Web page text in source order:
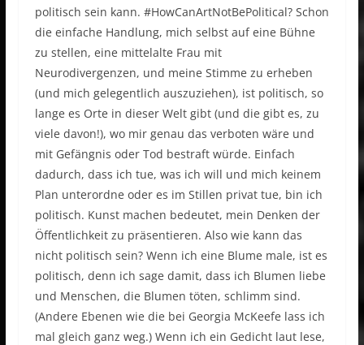
politisch sein kann. #HowCanArtNotBePolitical? Schon
die einfache Handlung, mich selbst auf eine Bühne
zu stellen, eine mittelalte Frau mit
Neurodivergenzen, und meine Stimme zu erheben
(und mich gelegentlich auszuziehen), ist politisch, so
lange es Orte in dieser Welt gibt (und die gibt es, zu
viele davon!), wo mir genau das verboten wäre und
mit Gefängnis oder Tod bestraft würde. Einfach
dadurch, dass ich tue, was ich will und mich keinem
Plan unterordne oder es im Stillen privat tue, bin ich
politisch. Kunst machen bedeutet, mein Denken der
Öffentlichkeit zu präsentieren. Also wie kann das
nicht politisch sein? Wenn ich eine Blume male, ist es
politisch, denn ich sage damit, dass ich Blumen liebe
und Menschen, die Blumen töten, schlimm sind.
(Andere Ebenen wie die bei Georgia McKeefe lass ich
mal gleich ganz weg.) Wenn ich ein Gedicht laut lese,